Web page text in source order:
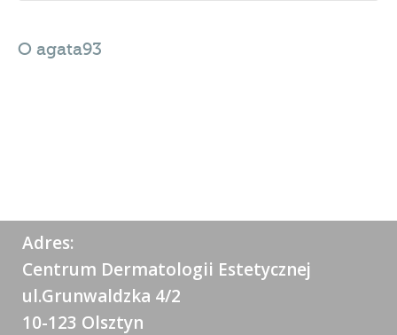
O agata93
Adres:
Centrum Dermatologii Estetycznej
ul.Grunwaldzka 4/2
10-123 Olsztyn